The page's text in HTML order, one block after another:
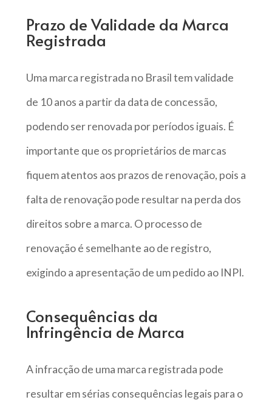
Prazo de Validade da Marca
Registrada
Uma marca registrada no Brasil tem validade
de 10 anos a partir da data de concessão,
podendo ser renovada por períodos iguais. É
importante que os proprietários de marcas
fiquem atentos aos prazos de renovação, pois a
falta de renovação pode resultar na perda dos
direitos sobre a marca. O processo de
renovação é semelhante ao de registro,
exigindo a apresentação de um pedido ao INPI.
Consequências da
Infringência de Marca
A infracção de uma marca registrada pode
resultar em sérias consequências legais para o